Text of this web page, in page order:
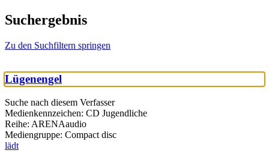
Suchergebnis
Zu den Suchfiltern springen
Lügenengel
Suche nach diesem Verfasser
Medienkennzeichen: CD Jugendliche
Reihe: ARENAaudio
Mediengruppe: Compact disc
lädt